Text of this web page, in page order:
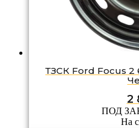
ТЗСК Ford Focus 2
2
ПОД
На